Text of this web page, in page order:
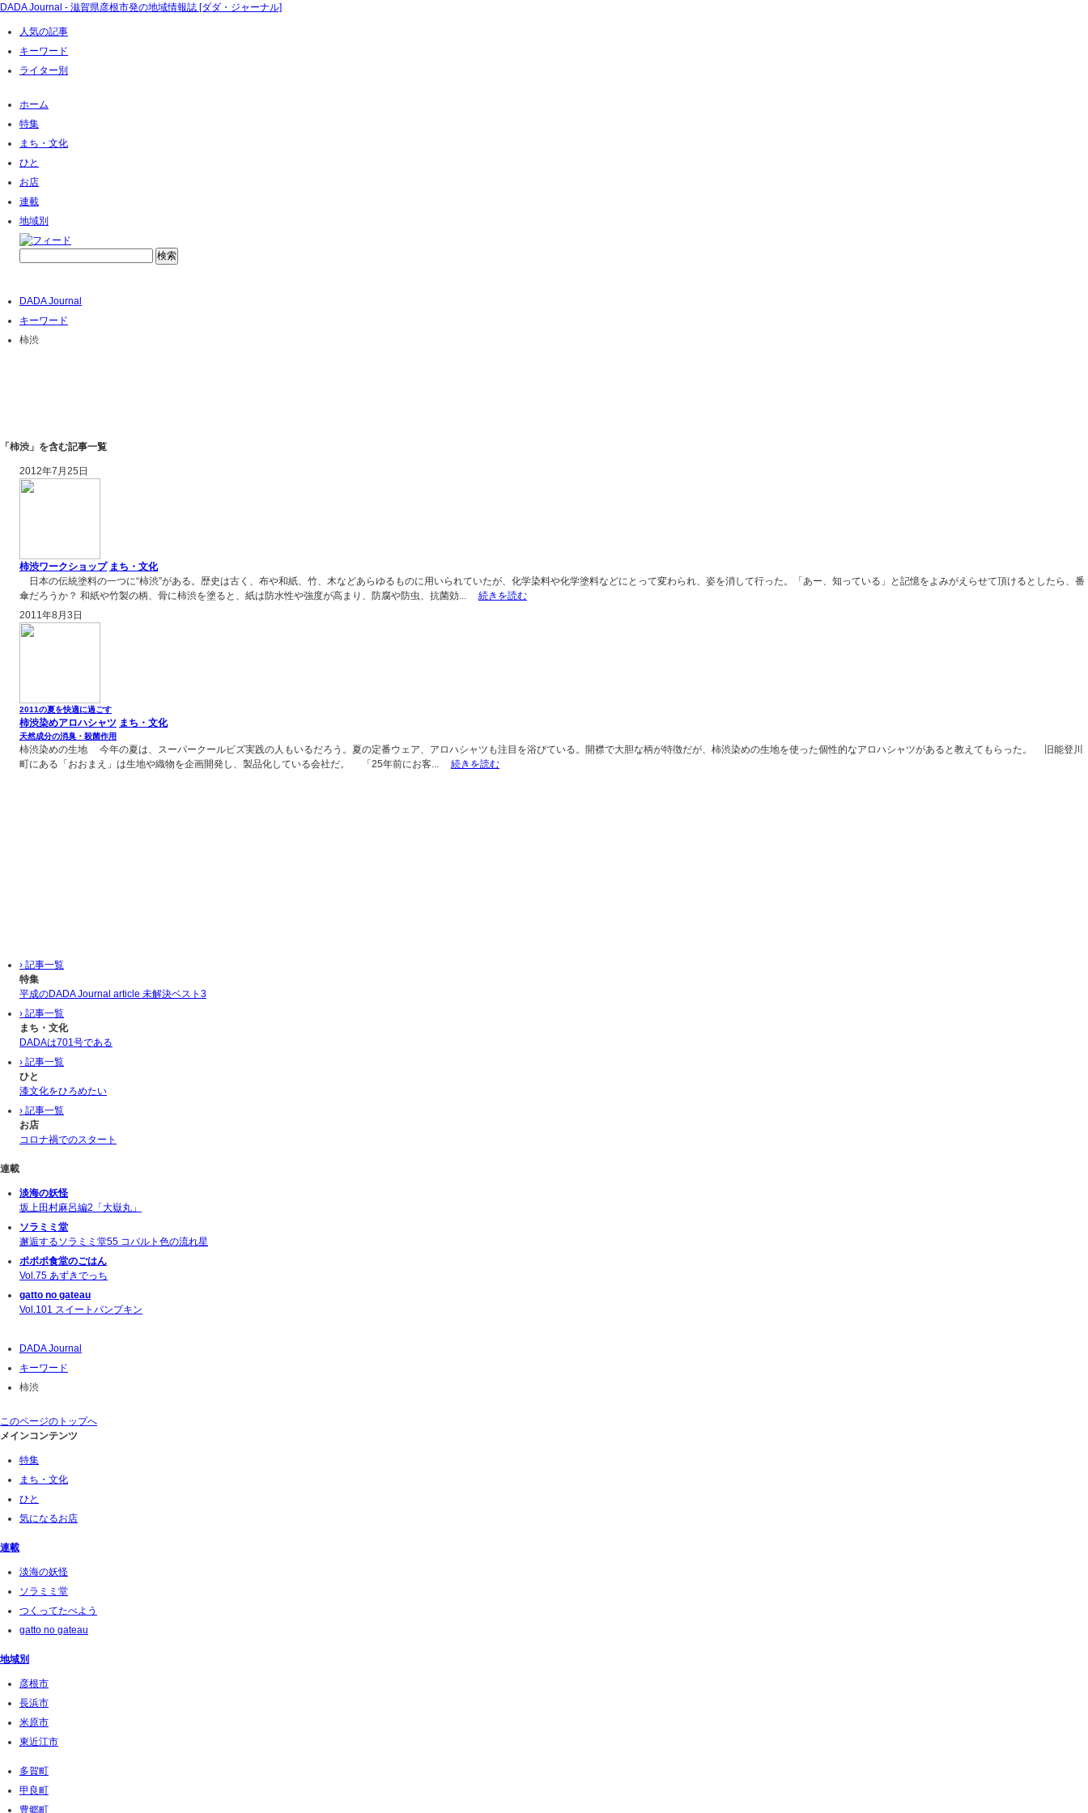
DADA Journal - 滋賀県彦根市発の地域情報誌 [ダダ・ジャーナル]
人気の記事
キーワード
ライター別
ホーム
特集
まち・文化
ひと
お店
連載
地域別
DADA Journal
キーワード
柿渋
「柿渋」を含む記事一覧
2012年7月25日
柿渋ワークショップ まち・文化
日本の伝統塗料の一つに“柿渋”がある。歴史は古く、布や和紙、竹、木などあらゆるものに用いられていたが、化学染料や化学塗料などにとって変わられ、姿を消して行った。「あー、知っている」と記憶をよみがえらせて頂けるとしたら、番
傘だろうか？ 和紙や竹製の柄、骨に柿渋を塗ると、紙は防水性や強度が高まり、防腐や防虫、抗菌効... 続きを読む
2011年8月3日
2011の夏を快適に過ごす
柿渋染めアロハシャツ まち・文化
天然成分の消臭・殺菌作用
柿渋染めの生地 今年の夏は、スーパークールビズ実践の人もいるだろう。夏の定番ウェア、アロハシャツも注目を浴びている。開襟で大胆な柄が特徴だが、柿渋染めの生地を使った個性的なアロハシャツがあると教えてもらった。 旧能登川
町にある「おおまえ」は生地や織物を企画開発し、製品化している会社だ。 「25年前にお客... 続きを読む
› 記事一覧
特集
平成のDADA Journal article 未解決ベスト3
› 記事一覧
まち・文化
DADAは701号である
› 記事一覧
ひと
漆文化をひろめたい
› 記事一覧
お店
コロナ禍でのスタート
連載
淡海の妖怪
坂上田村麻呂編2「大嶽丸」
ソラミミ堂
邂逅するソラミミ堂55 コバルト色の流れ星
ポポポ食堂のごはん
Vol.75 あずきでっち
gatto no gateau
Vol.101 スイートパンプキン
DADA Journal
キーワード
柿渋
このページのトップへ
メインコンテンツ
特集
まち・文化
ひと
気になるお店
連載
淡海の妖怪
ソラミミ堂
つくってたべよう
gatto no gateau
地域別
彦根市
長浜市
米原市
東近江市
多賀町
甲良町
豊郷町